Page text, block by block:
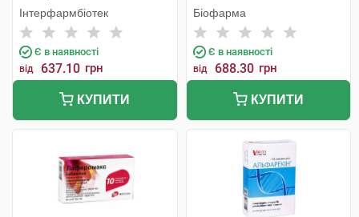
Інтерфармбіотек
Є в наявності
від 637.10 грн
КУПИТИ
Біофарма
Є в наявності
від 688.30 грн
КУПИТИ